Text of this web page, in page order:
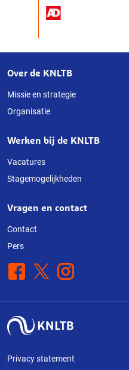
Over
deze
website
Over de KNLTB
Missie en strategie
Organisatie
Werken bij de KNLTB
Vacatures
Stagemogelijkheden
Vragen en contact
Contact
Pers
Facebook
X Instagram
Privacy statement